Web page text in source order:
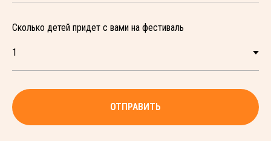
Сколько детей придет с вами на фестиваль
ОТПРАВИТЬ